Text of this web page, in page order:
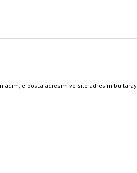
e-posta adresim ve site adresim bu